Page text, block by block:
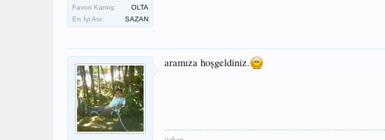
Favori Kamış:
OLTA
En İyi Avı:
SAZAN
aramıza hoşgeldiniz.